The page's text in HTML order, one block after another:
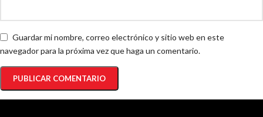
Guardar mi nombre, correo electrónico y sitio web en este
navegador para la próxima vez que haga un comentario.